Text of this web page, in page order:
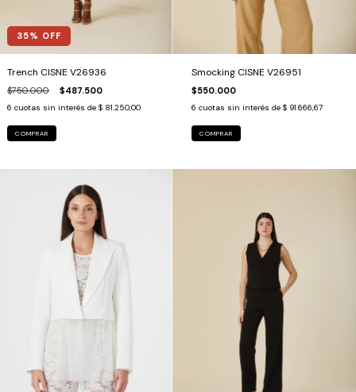
35% OFF
Trench CISNE V26936
$750.000 $487.500
6 cuotas sin interés de $ 81.250,00
COMPRAR
Smocking CISNE V26951
$550.000
6 cuotas sin interés de $ 91.666,67
COMPRAR